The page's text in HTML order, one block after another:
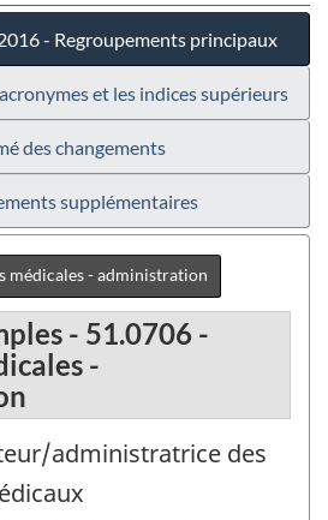
- Regroupements principaux
et les indices supérieurs
des changements
supplémentaires
médicales - administration
- 51.0706 -
-
administratrice des